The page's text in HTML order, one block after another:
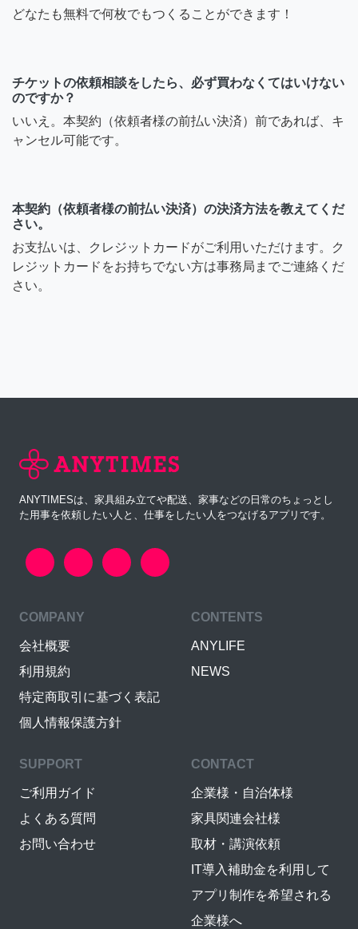
どなたも無料で何枚でもつくることができます！
チケットの依頼相談をしたら、必ず買わなくてはいけない
のですか？
いいえ。本契約（依頼者様の前払い決済）前であれば、キ
ャンセル可能です。
本契約（依頼者様の前払い決済）の決済方法を教えてくだ
さい。
お支払いは、クレジットカードがご利用いただけます。ク
レジットカードをお持ちでない方は事務局までご連絡くだ
さい。
ANYTIMESは、家具組み立てや配送、家事などの日常のちょっとし
た用事を依頼したい人と、仕事をしたい人をつなげるアプリです。
COMPANY
会社概要
利用規約
特定商取引に基づく表記
個人情報保護方針
CONTENTS
ANYLIFE
NEWS
SUPPORT
ご利用ガイド
よくある質問
お問い合わせ
CONTACT
企業様・自治体様
家具関連会社様
取材・講演依頼
IT導入補助金を利用して
アプリ制作を希望される
企業様へ